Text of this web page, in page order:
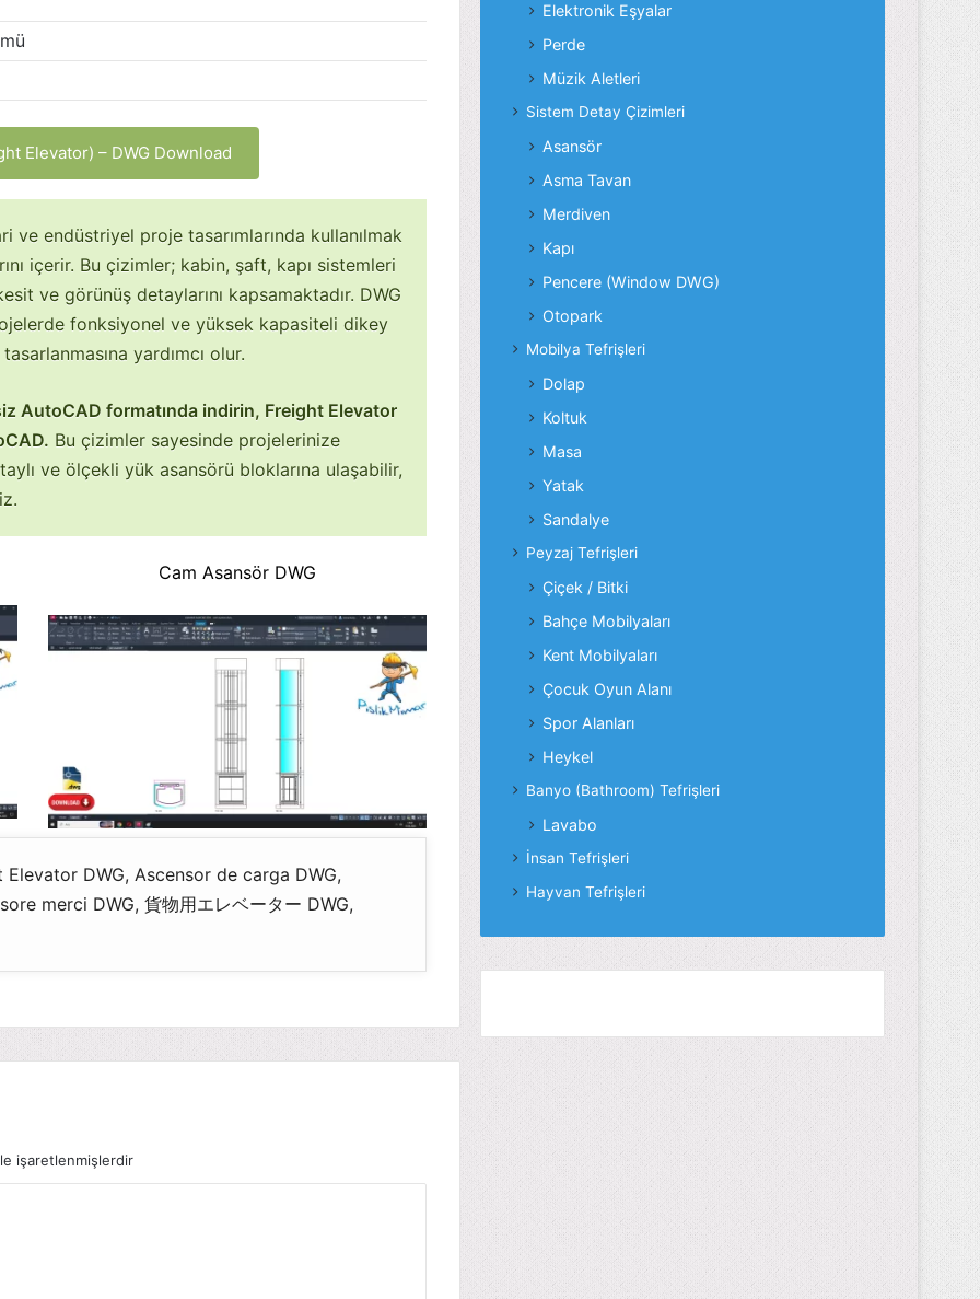
Elevator) – DWG Download
ve endüstriyel proje tasarımlarında kullanılmak
içerir. Bu çizimler; kabin, şaft, kapı sistemleri
ve görünüş detaylarını kapsamaktadır. DWG
fonksiyonel ve yüksek kapasiteli dikey
yardımcı olur.
AutoCAD formatında indirin, Freight Elevator
Bu çizimler sayesinde projelerinize
ve ölçekli yük asansörü bloklarına ulaşabilir,
Cam Asansör DWG
Elevator DWG, Ascensor de carga DWG,
merci DWG, 貨物用エレベーター DWG,
işaretlenmişlerdir
Elektronik Eşyalar
Perde
Müzik Aletleri
Sistem Detay Çizimleri
Asansör
Asma Tavan
Merdiven
Kapı
Pencere (Window DWG)
Otopark
Mobilya Tefrişleri
Dolap
Koltuk
Masa
Yatak
Sandalye
Peyzaj Tefrişleri
Çiçek / Bitki
Bahçe Mobilyaları
Kent Mobilyaları
Çocuk Oyun Alanı
Spor Alanları
Heykel
Banyo (Bathroom) Tefrişleri
Lavabo
İnsan Tefrişleri
Hayvan Tefrişleri